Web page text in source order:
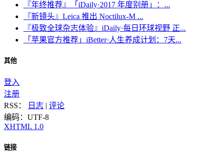
『年终推荐』「iDaily·2017 年度别册」：...
『新镜头』Leica 推出 Noctilux-M ...
『极致全球杂志体验』iDaily·每日环球视野 正...
「苹果官方推荐」iBetter·人生养成计划：7天...
其他
登入
注册
RSS：
日志 | 评论
编码：UTF-8
XHTML 1.0
链接